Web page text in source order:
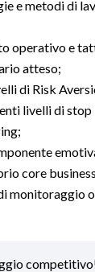
e metodi di
operativo e
atteso;
di Risk
livelli di stop
core
monitoraggio